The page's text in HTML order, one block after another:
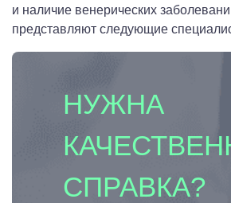
и наличие венерических
представляют следующие
НУЖНА
СПРАВКА?